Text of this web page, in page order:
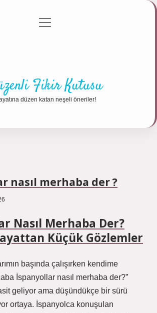
Gizlilik Politikası
menüyü
Fikir Kutusu
düzen katan neşeli öneriler!
nasıl merhaba der ?
Nasıl Merhaba Der?
Küçük Gözlemler
başında çalışırken kendime
İspanyollar nasıl merhaba der?”
geliyor ama düşündükçe bir sürü
ortaya. İspanyolca konuşulan